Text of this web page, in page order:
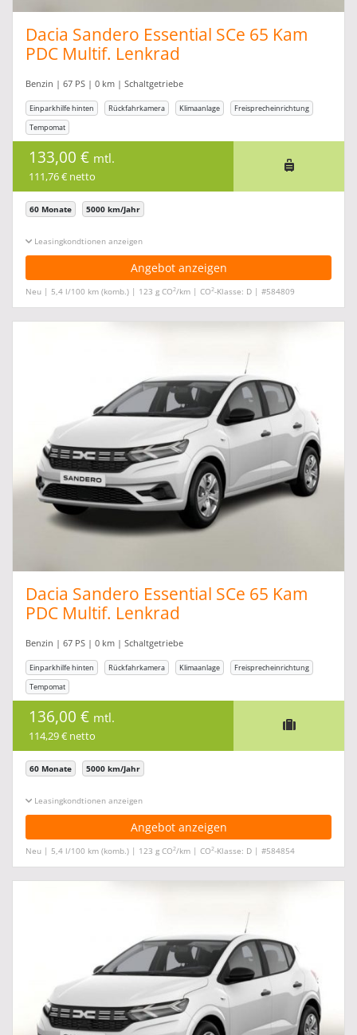
Dacia Sandero Essential SCe 65 Kam
PDC Multif. Lenkrad
Benzin | 67 PS | 0 km | Schaltgetriebe
Einparkhilfe hinten Rückfahrkamera Klimaanlage
Freisprecheinrichtung
Tempomat
133,00 € mtl.
111,76 € netto
60 Monate 5000 km/Jahr
Leasingkonditionen ein-/ausblenden
Angebot anzeigen
Neu | 5,4 l/100 km (komb.) | 123 g CO2/km | CO2-Klasse: D | #584809
Dacia Sandero Essential SCe 65 Kam
PDC Multif. Lenkrad
Benzin | 67 PS | 0 km | Schaltgetriebe
Einparkhilfe hinten Rückfahrkamera Klimaanlage
Freisprecheinrichtung
Tempomat
136,00 € mtl.
114,29 € netto
60 Monate 5000 km/Jahr
Leasingkonditionen ein-/ausblenden
Angebot anzeigen
Neu | 5,4 l/100 km (komb.) | 123 g CO2/km | CO2-Klasse: D | #584854